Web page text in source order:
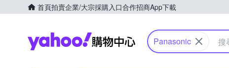
首頁拍賣企業/大宗採購入口合作招商App下載
Yahoo購物中心
Panasonic